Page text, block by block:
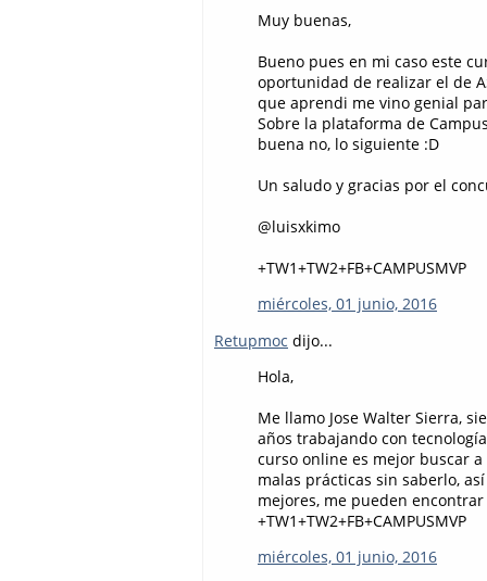
Muy buenas,
Bueno pues en mi caso este
oportunidad de realizar el de
que aprendi me vino genial
Sobre la plataforma de
buena no, lo siguiente :D
Un saludo y gracias por el
@luisxkimo
+TW1+TW2+FB+CAMPUSMVP
miércoles, 01 junio, 2016
Retupmoc dijo...
Hola,
Me llamo Jose Walter Sierra,
años trabajando con
curso online es mejor buscar
malas prácticas sin saberlo,
mejores, me pueden
+TW1+TW2+FB+CAMPUSMVP
miércoles, 01 junio, 2016